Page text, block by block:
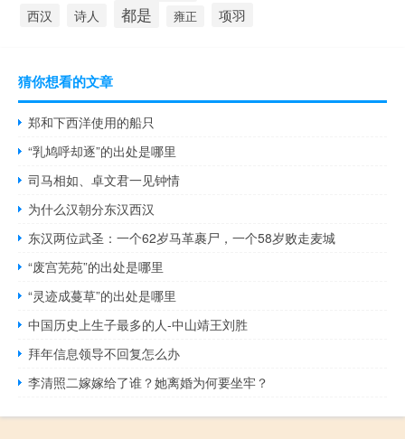
西汉 诗人 都是 雍正 项羽
猜你想看的文章
郑和下西洋使用的船只
“乳鸠呼却逐”的出处是哪里
司马相如、卓文君一见钟情
为什么汉朝分东汉西汉
东汉两位武圣：一个62岁马革裹尸，一个58岁败走麦城
“废宫芜苑”的出处是哪里
“灵迹成蔓草”的出处是哪里
中国历史上生子最多的人-中山靖王刘胜
拜年信息领导不回复怎么办
李清照二嫁嫁给了谁？她离婚为何要坐牢？